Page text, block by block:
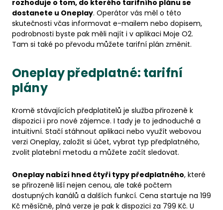
rozhoduje o tom, do kterého tarifního plánu se
dostanete u Oneplay. Operátor vás měl o této
skutečnosti včas informovat e-mailem nebo dopisem,
podrobnosti byste pak měli najít i v aplikaci Moje O2.
Tam si také po převodu můžete tarifní plán změnit.
Oneplay předplatné: tarifní
plány
Kromě stávajících předplatitelů je služba přirozeně k
dispozici i pro nové zájemce. I tady je to jednoduché a
intuitivní. Stačí stáhnout aplikaci nebo využít webovou
verzi Oneplay, založit si účet, vybrat typ předplatného,
zvolit platební metodu a můžete začít sledovat.
Oneplay nabízí hned čtyři typy předplatného, které
se přirozeně liší nejen cenou, ale také počtem
dostupných kanálů a dalších funkcí. Cena startuje na 199
Kč měsíčně, plná verze je pak k dispozici za 799 Kč. U